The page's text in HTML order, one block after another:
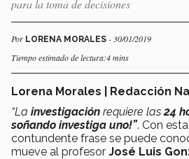
para la toma de decisiones
Por LORENA MORALES - 30/01/2019
Tiempo estimado de lectura:4 mins
Lorena Morales | Redacción
“La investigación requiere las 24
soñando investiga uno!”. Con
contundente frase se puede
mueve al profesor José Luis